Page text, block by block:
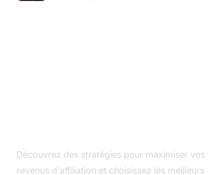
Découvrez des stratégies pour maximiser vos
revenus d'affiliation et choisissez les meilleurs